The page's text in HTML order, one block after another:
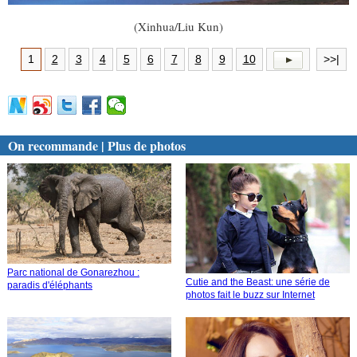
(Xinhua/Liu Kun)
1 2 3 4 5 6 7 8 9 10 >>|
On recommande | Plus de photos
Parc national de Gonarezhou :
paradis d'éléphants
Cutie and the Beast: une série de
photos fait le buzz sur Internet